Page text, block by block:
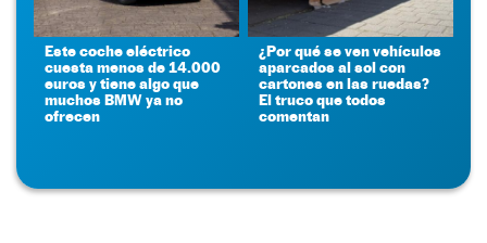
Este coche eléctrico
cuesta menos de 14.000
euros y tiene algo que
muchos BMW ya no
ofrecen
¿Por qué se ven vehículos
aparcados al sol con
cartones en las ruedas?
El truco que todos
comentan